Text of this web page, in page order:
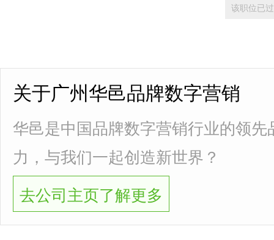
该职位已
关于广州华邑品牌数字营销
华邑是中国品牌数字营销行业的领
力，与我们一起创造新世界？
去公司主页了解更多